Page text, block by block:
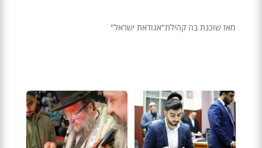
מאז שוכנת בה קהילת"אגודאת ישראל"